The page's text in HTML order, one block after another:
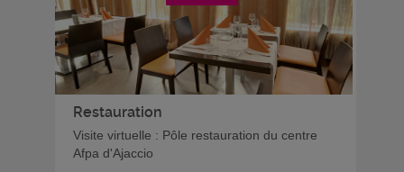
Restauration
Visite virtuelle : Pôle restauration du centre
Afpa d'Ajaccio